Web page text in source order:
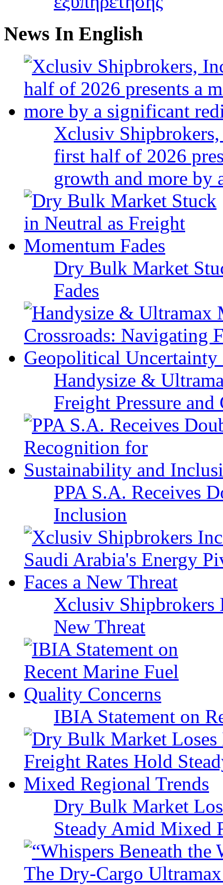
News In English
Xclusiv
first half of 2026
growth and more
Dry Bulk Market
Fades
Handysize &
Freight Pressure
PPA S.A. Receives
Inclusion
Xclusiv Shipbrokers
New Threat
IBIA Statement on
Dry Bulk Market
Steady Amid Mixed